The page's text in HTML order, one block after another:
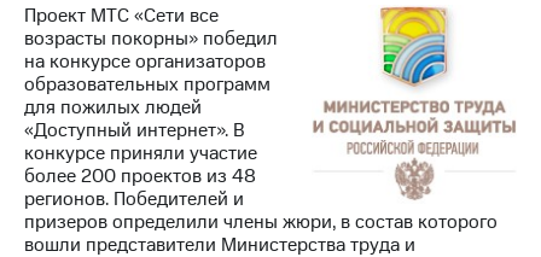
Проект МТС «Сети все
возрасты покорны» победил
на конкурсе организаторов
образовательных программ
для пожилых людей
«Доступный интернет». В
конкурсе приняли участие
более 200 проектов из 48
регионов. Победителей и
призеров определили члены жюри, в состав которого
вошли представители Министерства труда и